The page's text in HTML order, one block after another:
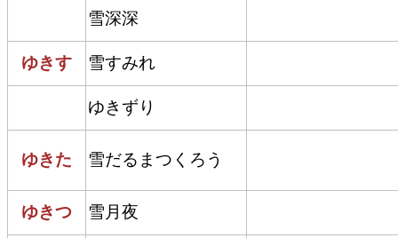
雪深深
ゆきす 雪すみれ
ゆきずり
ゆきた 雪だるまつくろう
ゆきつ
雪月夜